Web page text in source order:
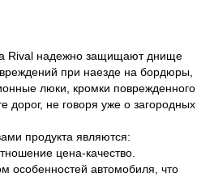
Rival надежно защищают днище
при наезде на бордюры,
люки, кромки поврежденного
дорог, не говоря уже о загородных
продукта являются:
цена-качество.
особенностей автомобиля, что